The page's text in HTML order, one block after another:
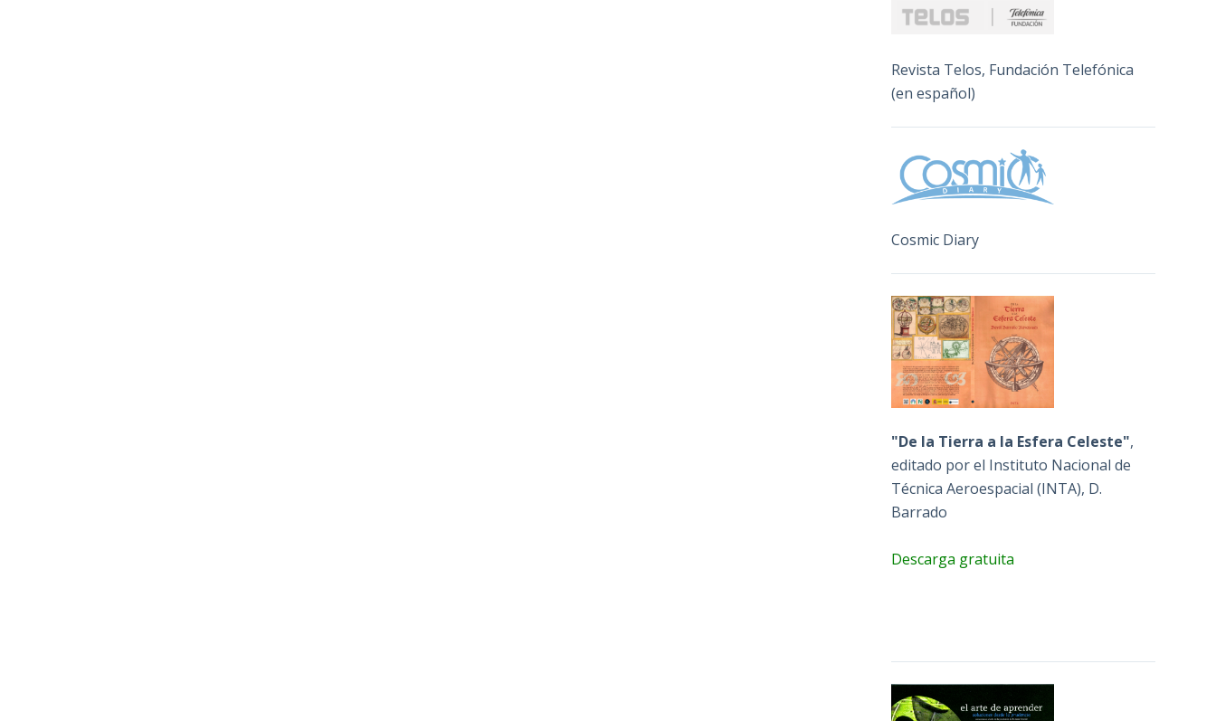
Revista Telos, Fundación Telefónica
(en español)
Cosmic Diary
"De la Tierra a la Esfera Celeste",
editado por el Instituto Nacional de
Técnica Aeroespacial (INTA), D.
Barrado
Descarga gratuita